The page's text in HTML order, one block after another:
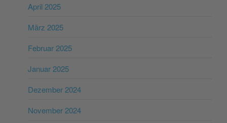
April 2025
März 2025
Februar 2025
Januar 2025
Dezember 2024
November 2024